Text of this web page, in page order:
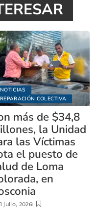
NOTICIAS
REPARACIÓN COLECTIVA
más de $34,8
la Unidad
las Víctimas
el puesto de
de Loma
en
julio, 2026